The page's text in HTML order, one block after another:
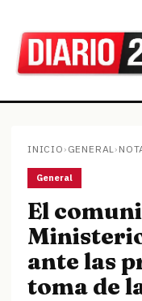
INICIO› GENERAL›
General
El
ante las
toma de